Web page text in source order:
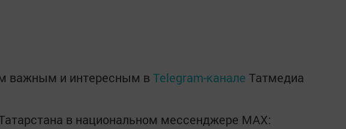
важным и интересным в Telegram-канале Татмедиа
в национальном мессенджере MАХ: